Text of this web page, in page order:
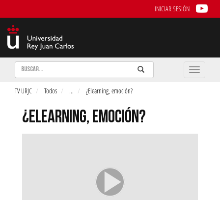
INICIAR SESIÓN
Buscar Enviar
Buscar
Toggle
TV URJC Todos ... ¿Elearning, emoción?
¿ELEARNING, EMOCIÓN?